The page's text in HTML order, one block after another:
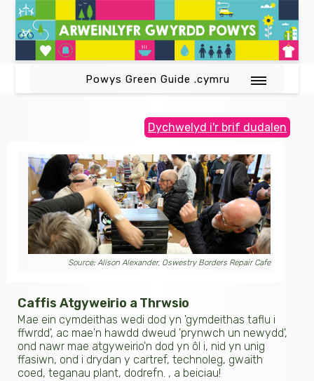
Powys Green Guide .cymru
Dychwelyd i'r brif dudalen
Source: Alison Alexander, Oswestry Borders Repair Cafe
Caffis Atgyweirio a Thrwsio
Mae ein cymdeithas wedi dod yn 'gymdeithas taflu i
ffwrdd', ac mae'n hawdd dweud 'prynwch un newydd',
ond nawr mae atgyweirio'n dod yn ôl i, nid yn unig
ffasiwn, ond i drydan y cartref, technoleg, gwaith
coed, teganau plant, dodrefn. , a beiciau!